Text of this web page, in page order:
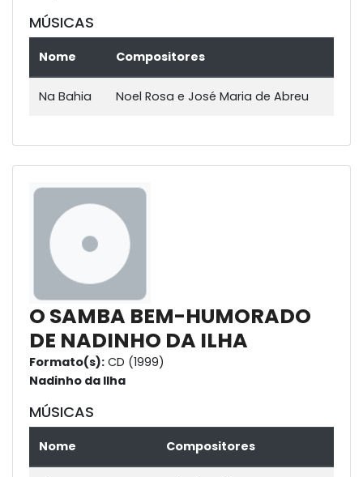
MÚSICAS
Nome Compositores
Na Bahia Noel Rosa e José Maria de Abreu
O SAMBA BEM-HUMORADO
DE NADINHO DA ILHA
Formato(s): CD (1999)
Nadinho da Ilha
MÚSICAS
Nome Compositores